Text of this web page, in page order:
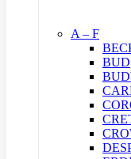
A – F
BUD